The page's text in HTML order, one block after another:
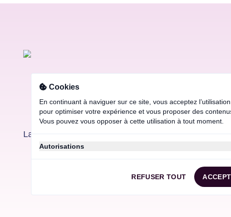
Cookies
En continuant à naviguer sur ce site, vous acceptez
pour optimiser votre expérience et vous proposer des
Vous pouvez vous opposer à cette utilisation à tout moment.
Autorisations
En continuant à naviguer sur ce site, vous acceptez
pour optimiser votre expérience et vous proposer des
Vous pouvez vous opposer à cette utilisation à tout moment.
REFUSER TOUT
La première plateforme de formations pour les